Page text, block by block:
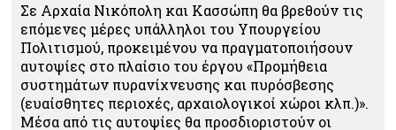
Σε Αρχαία Νικόπολη και Κασσώπη θα βρεθούν τις
επόμενες μέρες υπάλληλοι του Υπουργείου
Πολιτισμού, προκειμένου να πραγματοποιήσουν
αυτοψίες στο πλαίσιο του έργου «Προμήθεια
συστημάτων πυρανίχνευσης και πυρόσβεσης
(ευαίσθητες περιοχές, αρχαιολογικοί χώροι κλπ.)».
Μέσα από τις αυτοψίες θα προσδιοριστούν οι